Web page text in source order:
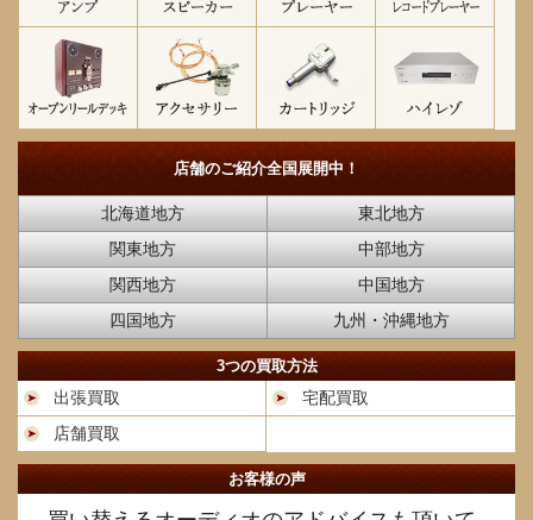
店舗のご紹介全国展開中！
北海道地方
東北地方
関東地方
中部地方
関西地方
中国地方
四国地方
九州・沖縄地方
3つの買取方法
出張買取
宅配買取
店舗買取
お客様の声